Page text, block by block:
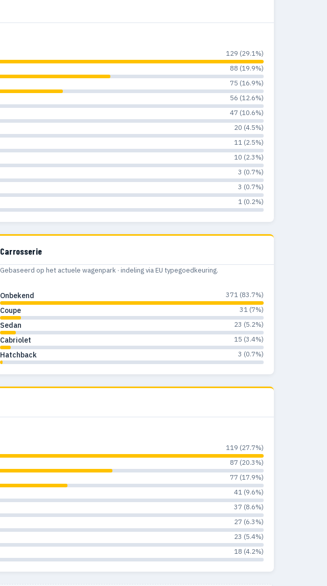
129 (29.1%)
88 (19.9%)
75 (16.9%)
56 (12.6%)
47 (10.6%)
20 (4.5%)
11 (2.5%)
10 (2.3%)
3 (0.7%)
3 (0.7%)
1 (0.2%)
Carrosserie
Gebaseerd op het actuele wagenpark · indeling via EU typegoedkeuring.
Onbekend 371 (83.7%)
Coupe 31 (7%)
Sedan 23 (5.2%)
Cabriolet 15 (3.4%)
Hatchback 3 (0.7%)
119 (27.7%)
87 (20.3%)
77 (17.9%)
41 (9.6%)
37 (8.6%)
27 (6.3%)
23 (5.4%)
18 (4.2%)